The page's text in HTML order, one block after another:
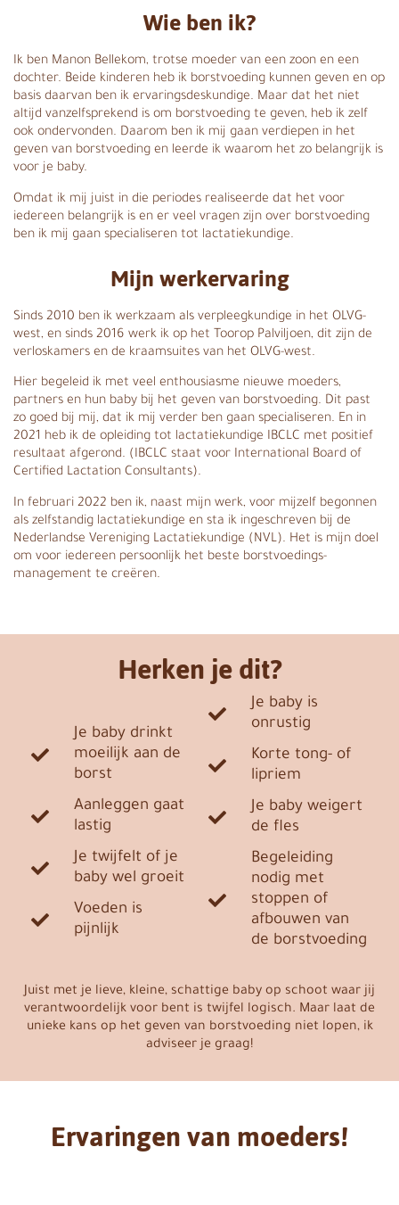
Wie ben ik?
Ik ben Manon Bellekom, trotse moeder van een zoon en een
dochter. Beide kinderen heb ik borstvoeding kunnen geven en op
basis daarvan ben ik ervaringsdeskundige. Maar dat het niet
altijd vanzelfsprekend is om borstvoeding te geven, heb ik zelf
ook ondervonden. Daarom ben ik mij gaan verdiepen in het
geven van borstvoeding en leerde ik waarom het zo belangrijk is
voor je baby.
Omdat ik mij juist in die periodes realiseerde dat het voor
iedereen belangrijk is en er veel vragen zijn over borstvoeding
ben ik mij gaan specialiseren tot lactatiekundige.
Mijn werkervaring
Sinds 2010 ben ik werkzaam als verpleegkundige in het OLVG-
west, en sinds 2016 werk ik op het Toorop Palviljoen, dit zijn de
verloskamers en de kraamsuites van het OLVG-west.
Hier begeleid ik met veel enthousiasme nieuwe moeders,
partners en hun baby bij het geven van borstvoeding. Dit past
zo goed bij mij, dat ik mij verder ben gaan specialiseren. En in
2021 heb ik de opleiding tot lactatiekundige IBCLC met positief
resultaat afgerond. (IBCLC staat voor International Board of
Certified Lactation Consultants).
In februari 2022 ben ik, naast mijn werk, voor mijzelf begonnen
als zelfstandig lactatiekundige en sta ik ingeschreven bij de
Nederlandse Vereniging Lactatiekundige (NVL). Het is mijn doel
om voor iedereen persoonlijk het beste borstvoedings-
management te creëren.
Herken je dit?
Je baby drinkt
moeilijk aan de
borst
Aanleggen gaat
lastig
Je twijfelt of je
baby wel groeit
Voeden is
pijnlijk
Je baby is
onrustig
Korte tong- of
lipriem
Je baby weigert
de fles
Begeleiding
nodig met
stoppen of
afbouwen van
de borstvoeding
Juist met je lieve, kleine, schattige baby op schoot waar jij
verantwoordelijk voor bent is twijfel logisch. Maar laat de
unieke kans op het geven van borstvoeding niet lopen, ik
adviseer je graag!
Ervaringen van moeders!